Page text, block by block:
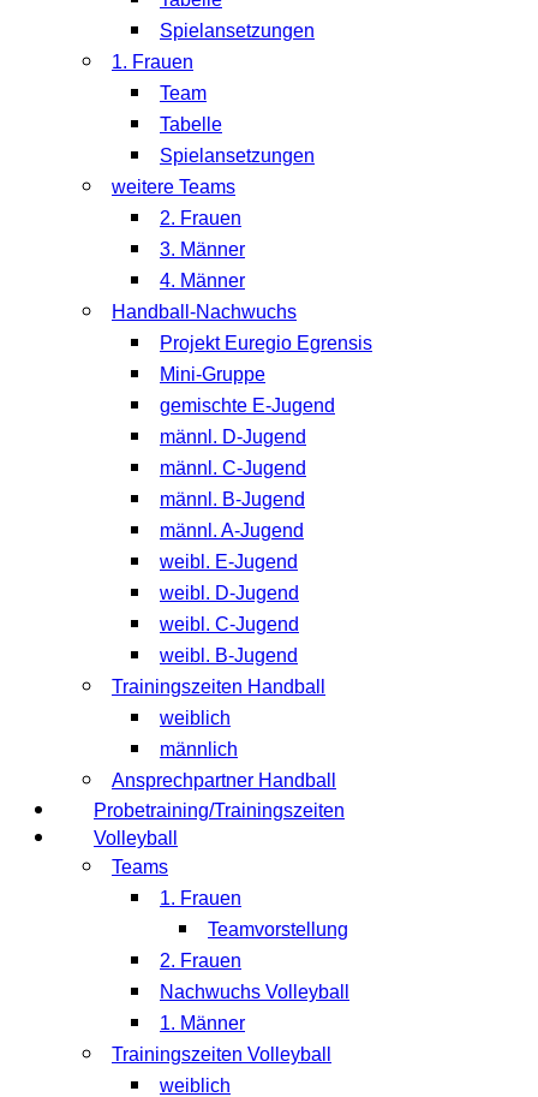
Spielansetzungen
1. Frauen
Team
Tabelle
Spielansetzungen
weitere Teams
2. Frauen
3. Männer
4. Männer
Handball-Nachwuchs
Projekt Euregio Egrensis
Mini-Gruppe
gemischte E-Jugend
männl. D-Jugend
männl. C-Jugend
männl. B-Jugend
männl. A-Jugend
weibl. E-Jugend
weibl. D-Jugend
weibl. C-Jugend
weibl. B-Jugend
Trainingszeiten Handball
weiblich
männlich
Ansprechpartner Handball
Probetraining/Trainingszeiten
Volleyball
Teams
1. Frauen
Teamvorstellung
2. Frauen
Nachwuchs Volleyball
1. Männer
Trainingszeiten Volleyball
weiblich